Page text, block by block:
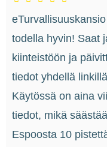
todella hyvin! Saat
kiinteistöön ja
tiedot yhdellä
Käytössä on aina
tiedot, mikä
Espoosta 10